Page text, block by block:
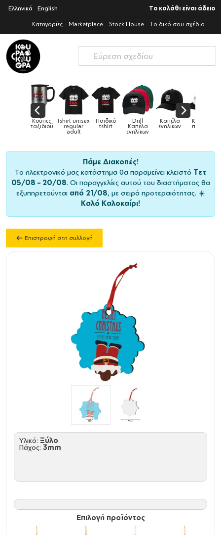
Ελληνικά English Το καλάθι είναι άδειο
Κατηγορίες Marketplace Stock House Το δικό σου σχέδιο
tshirt unisex
regular
Παιδικό
tshirt
Drill
Καπέλα
Καπέλα
ενηλίκων
Καπέλα
παιδικά
Πάμε Διακοπές!
Το ηλεκτρονικό μας κατάστημα θα παραμείνει κλειστό Τετ
05/08 – 20/08. Οι παραγγελίες αυτού του διαστήματος θα
εξυπηρετούνται από 21/08, με σειρά προτεραιότητας. ☀️
Καλό Καλοκαίρι!
Επιστροφή στη συλλογή
Υλικό: Ξύλο
Πάχος: 3mm
Επιλογή προϊόντος